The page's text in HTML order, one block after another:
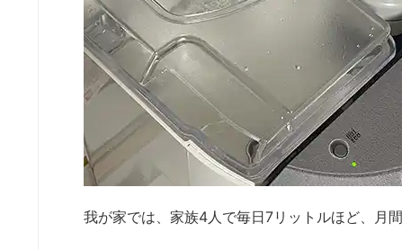
我が家では、家族4人で毎日7リットルほど、月